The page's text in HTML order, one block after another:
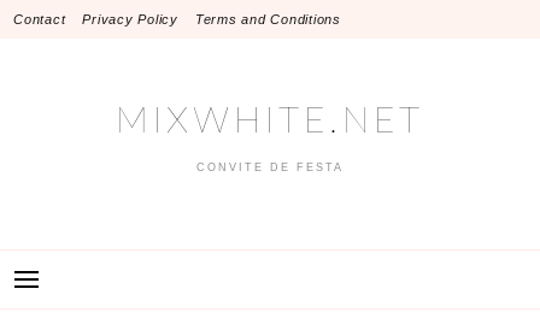
SkipContact Privacy Policy Terms and Conditions
MIXWHITE.NET
CONVITE DE FESTA